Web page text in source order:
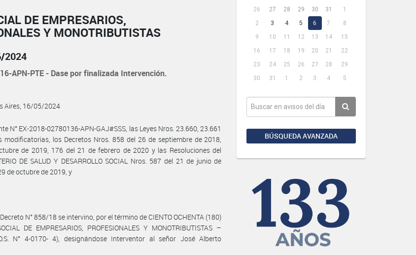
26 27 28 29 30 31
1
2
3 4 5 6 7
8
9
10 11 12 13 14
15
16
17 18 19 20 21
22
23
24 25 26 27 28
29
30
31 1 2 3 4 5
BÚSQUEDA AVANZADA
DE EMPRESARIOS,
Y MONOTRIBUTISTAS
2024
APN-PTE - Dase por finalizada Intervención.
Aires, 16/05/2024
N° EX-2018-02780136-APN-GAJ#SSS, las Leyes Nros. 23.660, 23.661
modificatorias, los Decretos Nros. 858 del 26 de septiembre de 2018,
de 2019, 176 del 21 de febrero de 2020 y las Resoluciones del
DE SALUD Y DESARROLLO SOCIAL Nros. 587 del 21 de junio de
de octubre de 2019, y
N° 858/18 se intervino, por el término de CIENTO OCHENTA (180)
DE EMPRESARIOS, PROFESIONALES Y MONOTRIBUTISTAS –
N° 4-0170- 4), designándose Interventor al señor José Alberto